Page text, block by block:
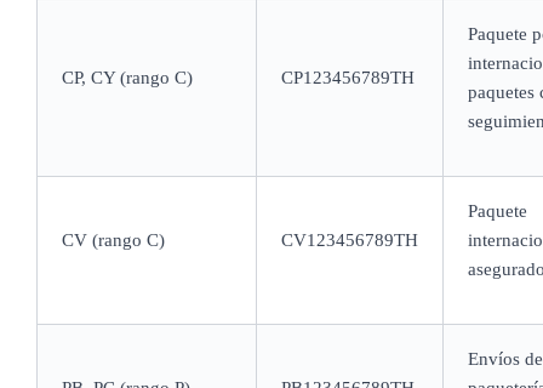
CP, CY (rango C) CP123456789TH
Paquete
paquetes
CV (rango C) CV123456789TH
Paquete
Envíos de